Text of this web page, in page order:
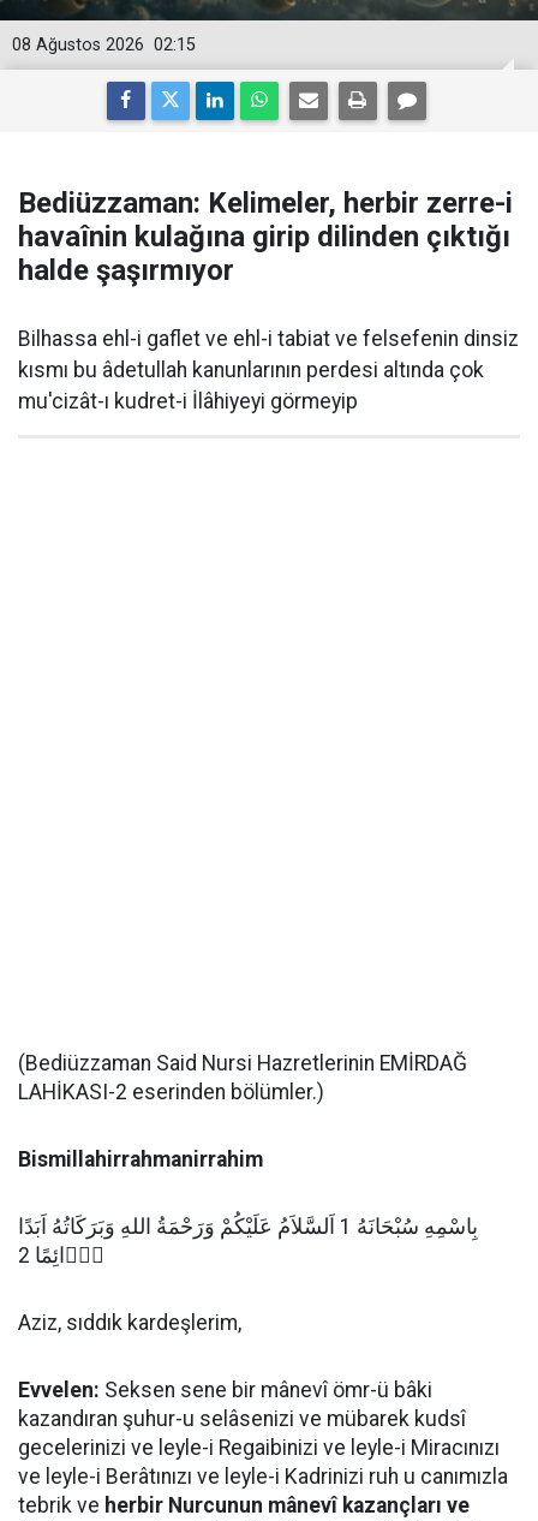
02:15
08 Ağustos 2026
Bediüzzaman: Kelimeler, herbir zerre-i
havaînin kulağına girip dilinden çıktığı
halde şaşırmıyor
Bilhassa ehl-i gaflet ve ehl-i tabiat ve felsefenin dinsiz
kısmı bu âdetullah kanunlarının perdesi altında çok
mu'cizât-ı kudret-i İlâhiyeyi görmeyip
(Bediüzzaman Said Nursi Hazretlerinin EMİRDAĞ
LAHİKASI-2 eserinden bölümler.)
Bismillahirrahmanirrahim
بِاسْمِهِ سُبْحَانَهُ 1 اَلسَّلاَمُ عَلَيْكُمْ وَرَحْمَةُ اللهِ وَبَرَكَاتُهُ اَبَدًا
دَۤائِمًا 2
Aziz, sıddık kardeşlerim,
Evvelen: Seksen sene bir mânevî ömr-ü bâki
kazandıran şuhur-u selâsenizi ve mübarek kudsî
gecelerinizi ve leyle-i Regaibinizi ve leyle-i Miracınızı
ve leyle-i Berâtınızı ve leyle-i Kadrinizi ruh u canımızla
tebrik ve herbir Nurcunun mânevî kazançları ve